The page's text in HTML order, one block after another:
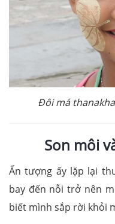
Đôi má
Son môi
Ấn tượng ấy lặp lại
bay đến nỗi trở nên
biết mình sắp rời khỏi